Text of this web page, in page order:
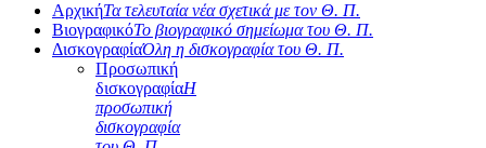
ΑρχικήΤα τελευταία νέα σχετικά με τον Θ. Π.
ΒιογραφικόΤο βιογραφικό σημείωμα του Θ. Π.
ΔισκογραφίαΌλη η δισκογραφία του Θ. Π.
Προσωπική
δισκογραφίαΗ
προσωπική
δισκογραφία